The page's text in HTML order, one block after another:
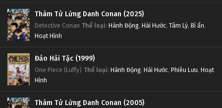
Thám Tử Lừng Danh Conan (2025)
Detective Conan Thể loại: Hành Động, Hài Hước, Tâm Lý, Bí ẩn,
Hoạt Hình
Đảo Hải Tặc (1999)
One Piece (Luffy) Thể loại: Hành Động, Hài Hước, Phiêu Lưu, Hoạt
Hình
Thám Tử Lừng Danh Conan (2005)